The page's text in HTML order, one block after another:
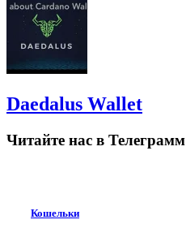
Daedalus Wallet
Читайте нас в Телеграмм
Кошельки